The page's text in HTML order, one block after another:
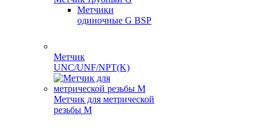
Метчики
одиночные G BSP
Метчик
UNC/UNF/NPT(K)
Метчик для метрической
резьбы M